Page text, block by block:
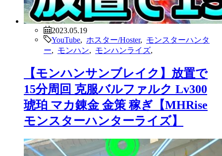
2023.05.19
YouTube
ホスター/Hoster, モンスターハンタ
ー
モンハン モンハンライズ
【モンハンサンブレイク】放置で
15分周回 克服バルファルク Lv300
琥珀 マカ錬金 金策 稼ぎ【MHRise
モンスターハンターライズ】